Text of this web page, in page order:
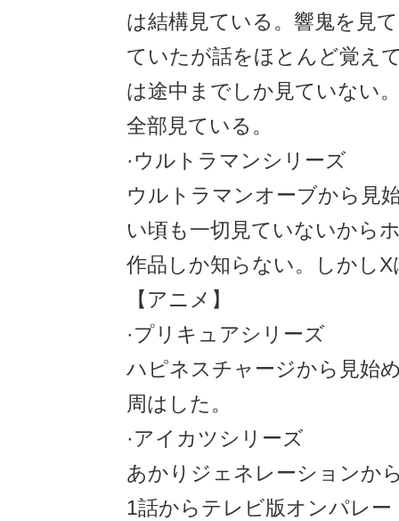
は結構見ている。響鬼を見
ていたが話をほとんど覚え
は途中までしか見ていない
全部見ている。
·ウルトラマンシリーズ
ウルトラマンオーブから見
い頃も一切見ていないから
作品しか知らない。しかしX
【アニメ】
·プリキュアシリーズ
ハピネスチャージから見始
周はした。
·アイカツシリーズ
あかりジェネレーションか
1話からテレビ版オンパレ